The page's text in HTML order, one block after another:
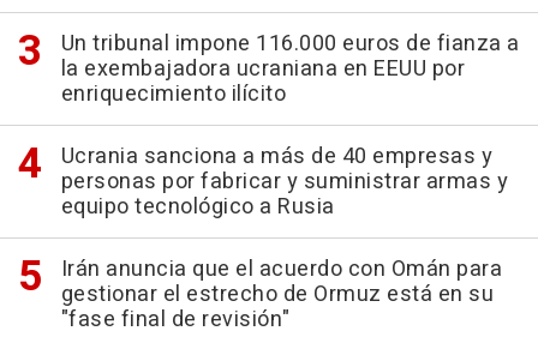
Un tribunal impone 116.000 euros de fianza a
la exembajadora ucraniana en EEUU por
enriquecimiento ilícito
Ucrania sanciona a más de 40 empresas y
personas por fabricar y suministrar armas y
equipo tecnológico a Rusia
Irán anuncia que el acuerdo con Omán para
gestionar el estrecho de Ormuz está en su
"fase final de revisión"